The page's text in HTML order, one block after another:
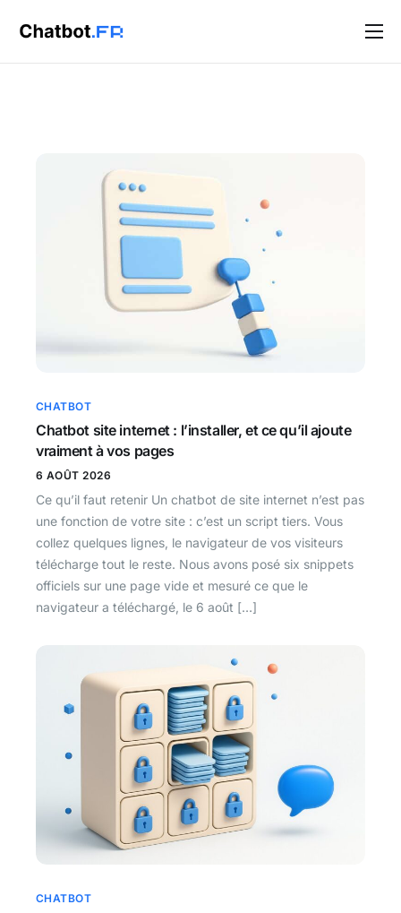
Solutions
CHATBOT
Chatbot site internet : l’installer, et ce qu’il ajoute
vraiment à vos pages
6 AOÛT 2026
Ce qu’il faut retenir Un chatbot de site internet n’est pas
une fonction de votre site : c’est un script tiers. Vous
collez quelques lignes, le navigateur de vos visiteurs
télécharge tout le reste. Nous avons posé six snippets
officiels sur une page vide et mesuré ce que le
navigateur a téléchargé, le 6 août […]
CHATBOT